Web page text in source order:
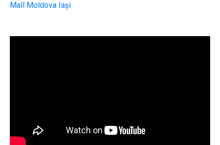
Mall Moldova Iași